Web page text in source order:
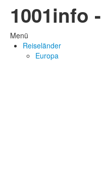
1001info -
Menü
Reiseländer
Europa